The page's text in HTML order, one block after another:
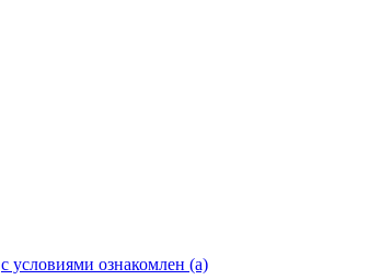
с условиями ознакомлен (а)